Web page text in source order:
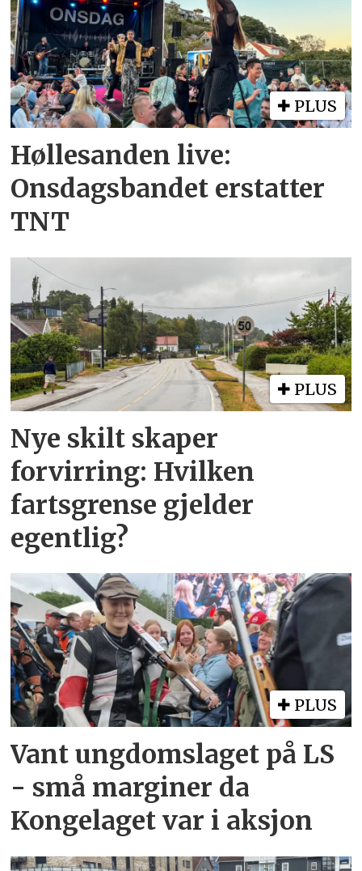
PLUS
Høllesanden live:
Onsdagsbandet erstatter
TNT
PLUS
Nye skilt skaper
forvirring: Hvilken
fartsgrense gjelder
egentlig?
PLUS
Vant ungdomslaget på LS
- små marginer da
Kongelaget var i aksjon